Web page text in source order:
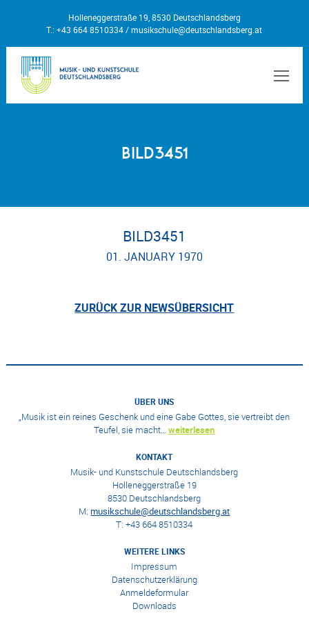
Holleneggerstraße 19, 8530 Deutschlandsberg
T.: +43 664 8510334 /musikschule@deutschlandsberg.at
BILD3451
BILD3451
01. JANUARY 1970
ZURÜCK ZUR NEWSÜBERSICHT
ÜBER UNS
„Musik ist ein reines Geschenk und eine Gabe Gottes, sie vertreibt den
Teufel, sie macht…weiterlesen
KONTAKT
Musik- und Kunstschule Deutschlandsberg
Holleneggerstraße 19
8530 Deutschlandsberg
M: musikschule@deutschlandsberg.at
T: +43 664 8510334
WEITERE LINKS
Impressum
Datenschutzerklärung
Anmeldeformular
Downloads